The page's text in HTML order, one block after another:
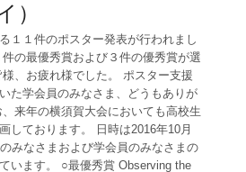
）
１１件のポスター発表が行われまし
の最優秀賞および３件の優秀賞が選
、お疲れ様でした。 ポスター支援
た学会員のみなさま、どうもありが
来年の横須賀大会においても高校生
しております。 日時は2016年10月
みなさまおよび学会員のみなさまの
います。 ○最優秀賞 Observing the